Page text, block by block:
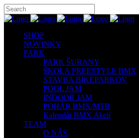
SHOP
NOVINKY
PARK
PARK ŠURANY
ŠKOLA FREESTYLE BMX
STAVBA BIKEPARKOV
POOL JAM
INDOOR JAM
POHÁR BMX/MTB
Kalendár BMX Akcií
TEAM
O NÁS